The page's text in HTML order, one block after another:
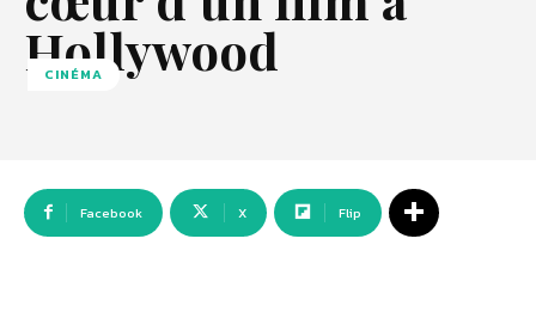
Hollywood
CINÉMA
Facebook X Flip